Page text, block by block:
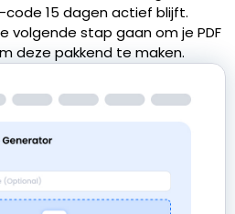
code 15 dagen actief blijft.
volgende stap gaan om je PDF
deze pakkend te maken.